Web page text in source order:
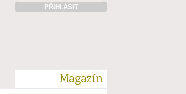
PŘIHLÁSIT
Magazín